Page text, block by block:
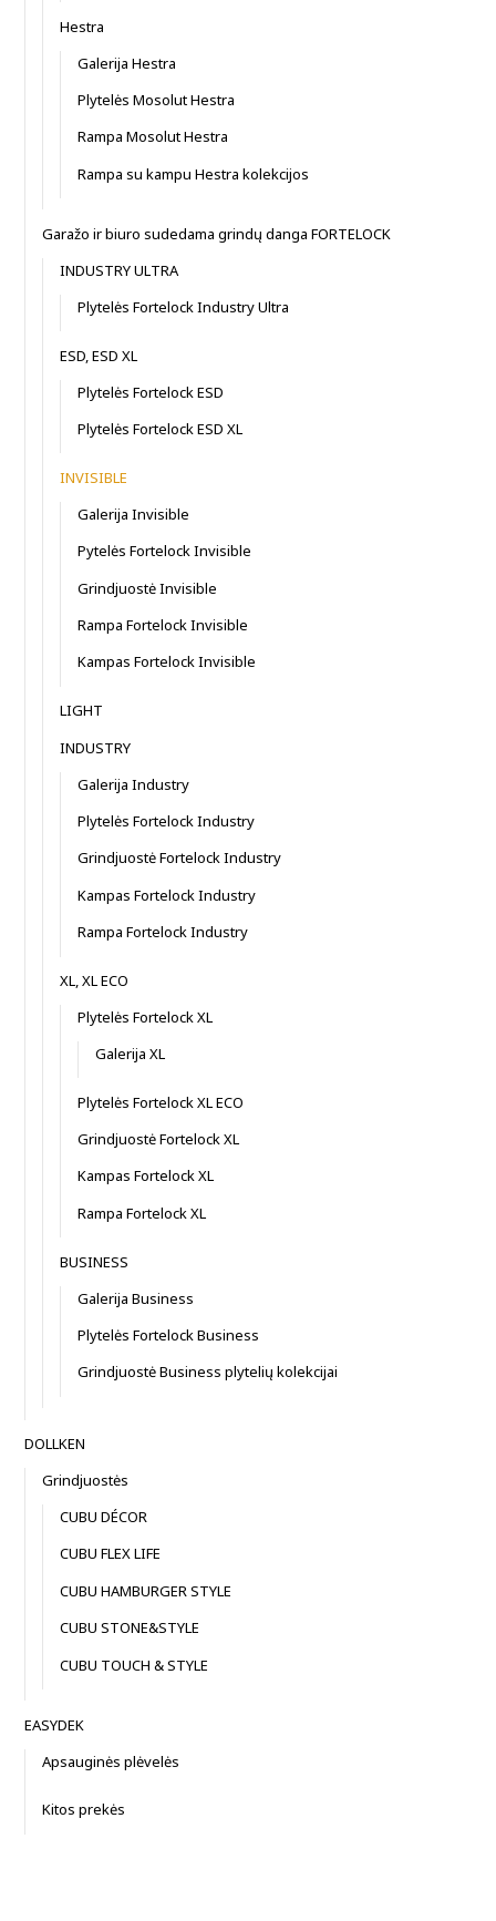
Hestra
Galerija Hestra
Plytelės Mosolut Hestra
Rampa Mosolut Hestra
Rampa su kampu Hestra kolekcijos
Garažo ir biuro sudedama grindų danga FORTELOCK
INDUSTRY ULTRA
Plytelės Fortelock Industry Ultra
ESD, ESD XL
Plytelės Fortelock ESD
Plytelės Fortelock ESD XL
INVISIBLE
Galerija Invisible
Pytelės Fortelock Invisible
Grindjuostė Invisible
Rampa Fortelock Invisible
Kampas Fortelock Invisible
LIGHT
INDUSTRY
Galerija Industry
Plytelės Fortelock Industry
Grindjuostė Fortelock Industry
Kampas Fortelock Industry
Rampa Fortelock Industry
XL, XL ECO
Plytelės Fortelock XL
Galerija XL
Plytelės Fortelock XL ECO
Grindjuostė Fortelock XL
Kampas Fortelock XL
Rampa Fortelock XL
BUSINESS
Galerija Business
Plytelės Fortelock Business
Grindjuostė Business plytelių kolekcijai
DOLLKEN
Grindjuostės
CUBU DÉCOR
CUBU FLEX LIFE
CUBU HAMBURGER STYLE
CUBU STONE&STYLE
CUBU TOUCH & STYLE
EASYDEK
Apsauginės plėvelės
Kitos prekės